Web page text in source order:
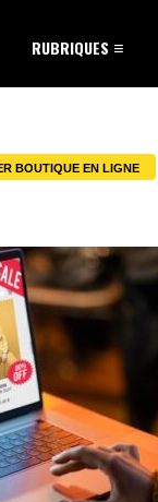
RUBRIQUES
BOUTIQUE EN LIGNE